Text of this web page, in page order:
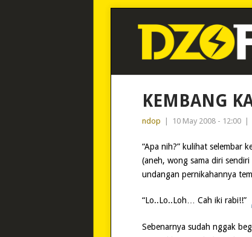
KEMBANG
ndop 10 May 2008 - 12:00
“Apa nih?” kulihat selembar
(aneh, wong sama diri
undangan pernikahannya
“Lo..Lo..Loh… Cah iki rabi!!”
Sebenarnya sudah nggak